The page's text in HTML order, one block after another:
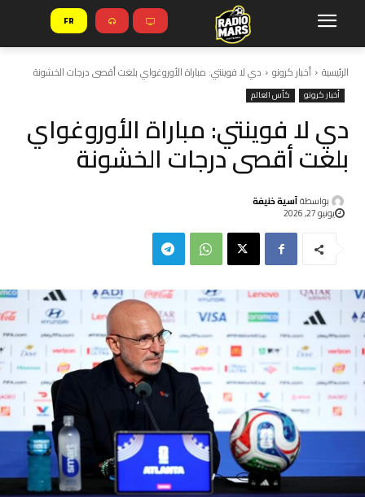
FR
الرئيسية أخبار كرونو دي لا فوينتي: مباراة الأوروغواي بلغت أقصى درجات الخشونة
أخبار كرونو كأس العالم
دي لا فوينتي: مباراة الأوروغواي
بلغت أقصى درجات الخشونة
بواسطةآسية خنيفة
يونيو 27, 2026